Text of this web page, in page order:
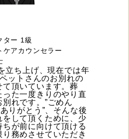
ター 1級
ケアカウンセラー
立ち上げ、現在では年
ットさんのお別れの
て頂いています。葬
た一度きりのやり直
れです。”ごめん
りがとう”、そんな後
をして頂くために、少
ちが前に向けて頂ける
り務めさせていただき